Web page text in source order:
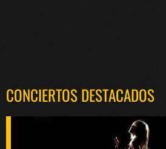
CONCIERTOS DESTACADOS